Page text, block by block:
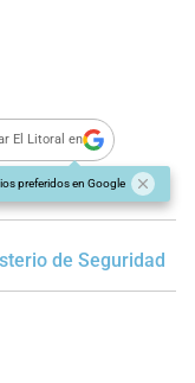
El Litoral en
preferidos en Google
de Seguridad